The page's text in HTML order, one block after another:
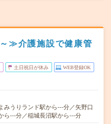
≫介護施設で健康管
土日祝日が休み WEB登録OK
みうりランド駅から---分／矢野口
ら---分／稲城長沼駅から---分